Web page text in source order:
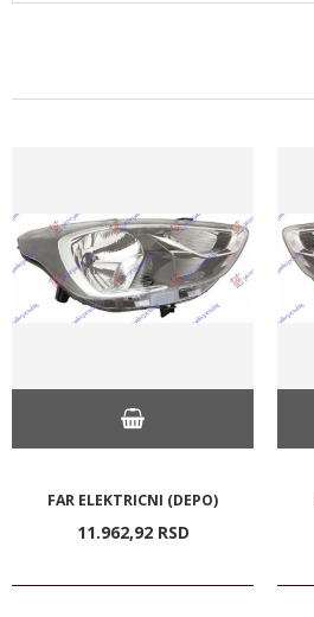
FAR ELEKTRICNI (DEPO)
11.962,92 RSD